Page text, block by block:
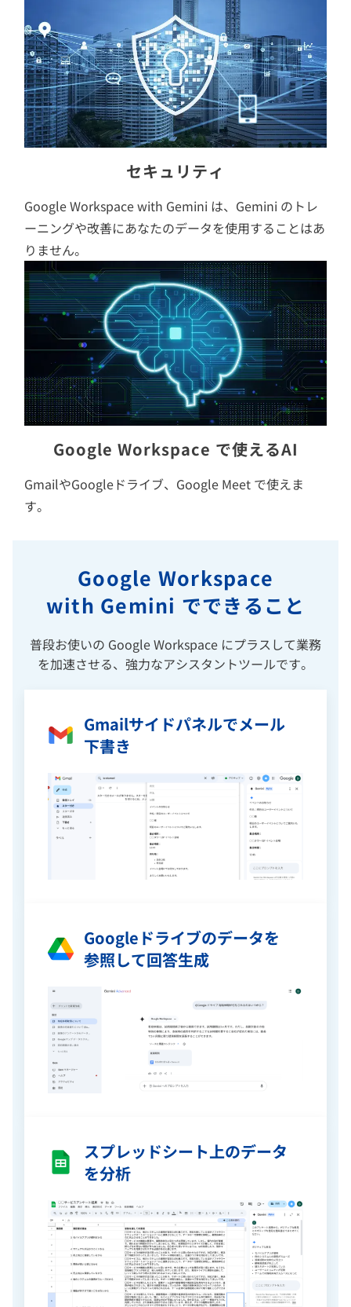
セキュリティ
Google Workspace with Gemini は、Gemini のトレ
ーニングや改善にあなたのデータを使用することはあ
りません。
Google Workspace で使えるAI
GmailやGoogleドライブ、Google Meet で使えま
す。
Google Workspace
with Gemini でできること
普段お使いの Google Workspace にプラスして業務
を加速させる、強力なアシスタントツールです。
Gmailサイドパネルでメール
下書き
Googleドライブのデータを
参照して回答生成
スプレッドシート上のデータ
を分析